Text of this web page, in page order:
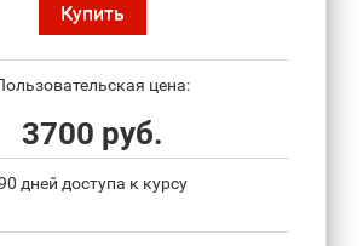
Купить
цена:
3700 руб.
дней доступа к курсу